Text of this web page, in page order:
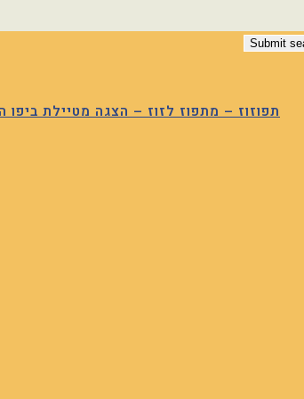
תפוזוז – מתפוז לזוז – הצגה מטיילת ביפו
Submit